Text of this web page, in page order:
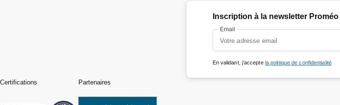
Inscription à la newsletter Proméo
Email
En validant, j’accepte la politique de confidentialité
Certifications Partenaires